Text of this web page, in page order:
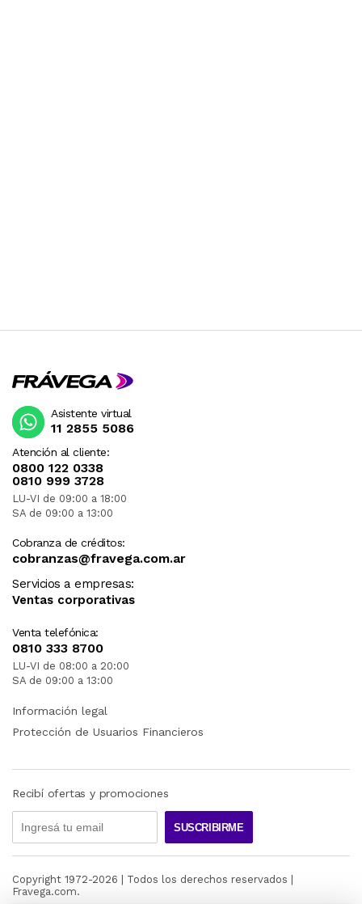
Atención al cliente:
0800 122 0338
0810 999 3728
LU-VI de 09:00 a 18:00
SA de 09:00 a 13:00
Cobranza de créditos:
cobranzas@fravega.com.ar
Servicios a empresas:
Ventas corporativas
Venta telefónica:
0810 333 8700
LU-VI de 08:00 a 20:00
SA de 09:00 a 13:00
Asistente virtual
11 2855 5086
Información legal
Protección de Usuarios Financieros
Recibí ofertas y promociones
SUSCRIBIRME
Copyright 1972-2026 | Todos los derechos reservados |
Fravega.com.